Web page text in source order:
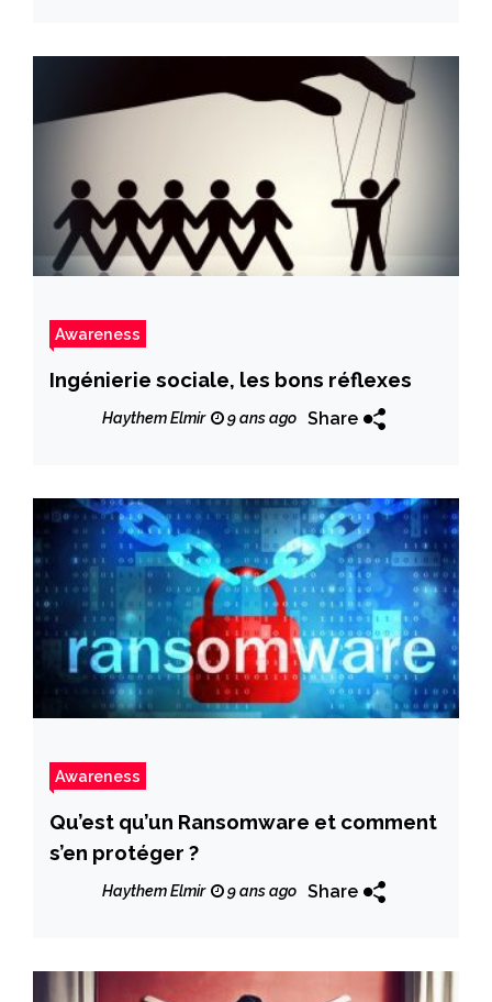
Awareness
Ingénierie sociale, les bons réflexes
Haythem Elmir 9 ans ago Share
Awareness
Qu’est qu’un Ransomware et comment
s’en protéger ?
Haythem Elmir 9 ans ago Share